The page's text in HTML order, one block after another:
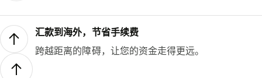
汇款到海外，节省手续费
跨越距离的障碍，让您的资金走得更远。